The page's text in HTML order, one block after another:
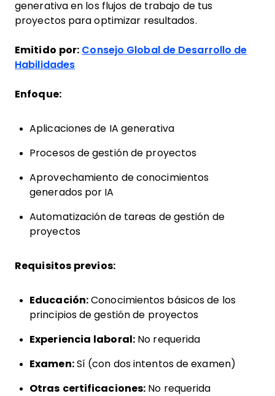
generativa en los flujos de trabajo de tus
proyectos para optimizar resultados.
Emitido por: Consejo Global de Desarrollo de
Habilidades
Enfoque:
Aplicaciones de IA generativa
Procesos de gestión de proyectos
Aprovechamiento de conocimientos
generados por IA
Automatización de tareas de gestión de
proyectos
Requisitos previos:
Educación: Conocimientos básicos de los
principios de gestión de proyectos
Experiencia laboral: No requerida
Examen:Sí (con dos intentos de examen)
Otras certificaciones: No requerida